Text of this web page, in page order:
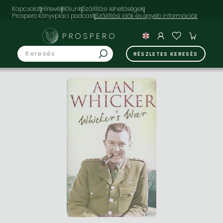
KapcsolatHírlevélRólunkSzállítási lehetőségek
Prospero könyvpiaci podcast
PROSPERO
RÉSZLETES KERESÉS